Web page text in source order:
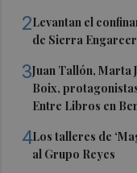
2Levantan el
de Sierra
3Juan Tallón, Marta
Boix,
Entre Libros en
4Los talleres de
al Grupo Reyes